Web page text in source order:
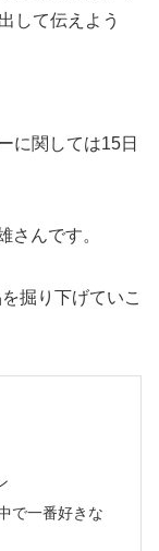
して伝えよう
に関しては15日
さんです。
掘り下げていこ
で一番好きな